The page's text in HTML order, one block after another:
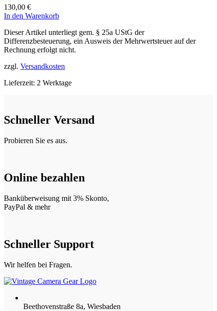
130,00 €
In den Warenkorb
Dieser Artikel unterliegt gem. § 25a UStG der
Differenzbesteuerung, ein Ausweis der Mehrwertsteuer auf der
Rechnung erfolgt nicht.
zzgl. Versandkosten
Lieferzeit: 2 Werktage
Schneller Versand
Probieren Sie es aus.
Online bezahlen
Banküberweisung mit 3% Skonto,
PayPal & mehr
Schneller Support
Wir helfen bei Fragen.
Beethovenstraße 8a, Wiesbaden